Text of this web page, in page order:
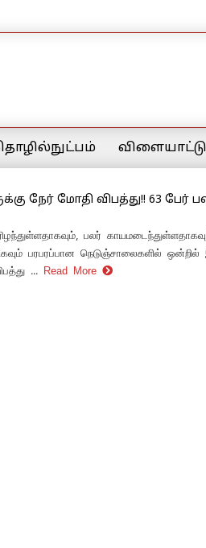
விளையாட்டு
நேர் மோதி விபத்து!! 63 பேர்
பலர்
பரபரப்பான நெடுஞ்சாலைகளில்
... Read More